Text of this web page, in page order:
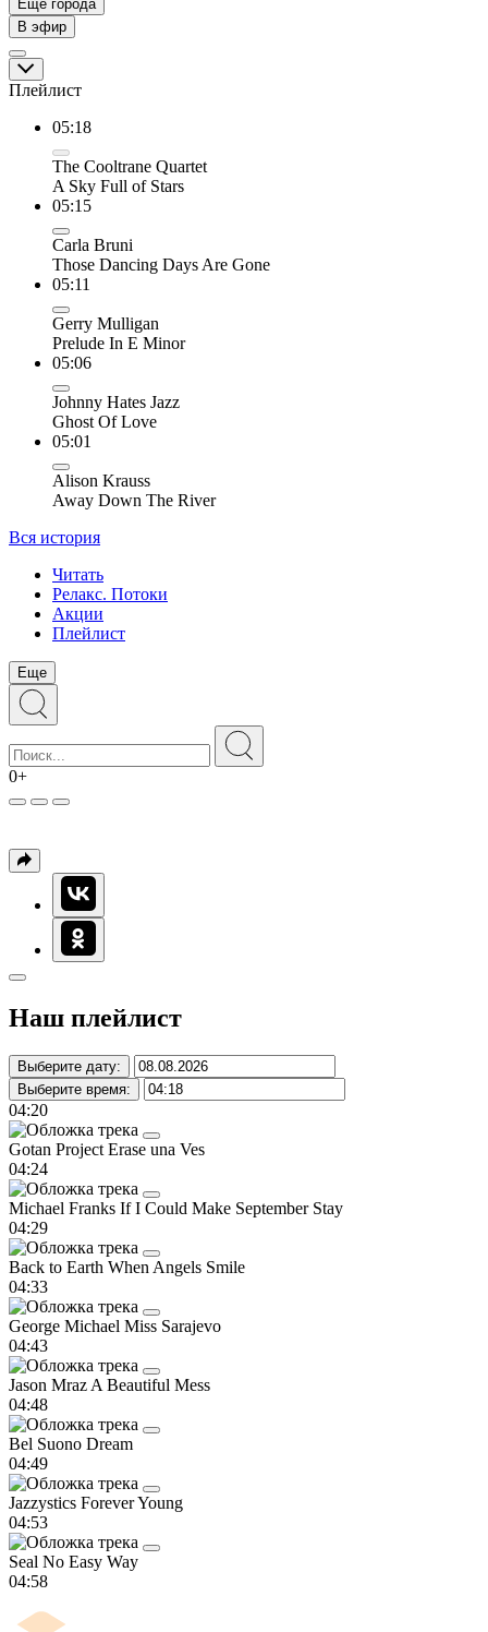
Ещё города
В эфир
Плейлист
05:18
The Cooltrane Quartet
A Sky Full of Stars
05:15
Carla Bruni
Those Dancing Days Are Gone
05:11
Gerry Mulligan
Prelude In E Minor
05:06
Johnny Hates Jazz
Ghost Of Love
05:01
Alison Krauss
Away Down The River
Вся история
Читать
Релакс. Потоки
Акции
Плейлист
Еще
0+
Наш плейлист
Выберите дату:
Выберите время:
04:20
Gotan Project Erase una Ves
04:24
Michael Franks If I Could Make September Stay
04:29
Back to Earth When Angels Smile
04:33
George Michael Miss Sarajevo
04:43
Jason Mraz A Beautiful Mess
04:48
Bel Suono Dream
04:49
Jazzystics Forever Young
04:53
Seal No Easy Way
04:58